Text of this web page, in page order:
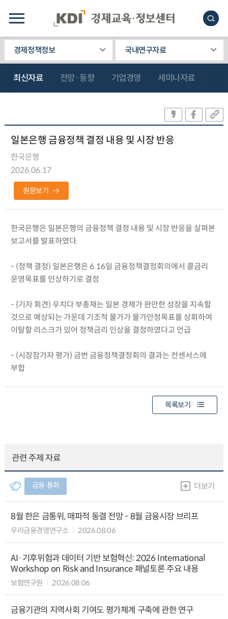
경제정책정보 국내연구자료
최신자료 전망·동향 기업경영 세미나자료
일본은행 금융정책 결정 내용 및 시장 반응
한국은행
2026.06.17
원문보기
한국은행은 일본은행의 금융정책 결정 내용 및 시장 반응을 살펴본
보고서를 발표하였다.
- (정책 결정) 일본은행은 6.16일 금융정책결정회의에서 콜금리
운영목표를 인상하기로 결정
- {기자 회견) 우치다 부총재는 일본 경제가 완만한 성장을 지속할
것으로 예상되는 가운데 기조적 물가가 물가안정목표를 상회하여
이탈할 리스크가 있어 정책금리 인상을 결정하였다고 언급
- (시장참가자 평가) 금번 금융정책결정회의 결과는 컨센서스에
부합
목록보기
관련 주제 자료
금융∙통화 더보기
8월 한은 금통위, 매파적 동결 전망 - 8월 금융시장 브리프
우리금융경영연구소 2026.08.06
AI·기후위험과 데이터 기반 보험혁신: 2026 International
Workshop on Risk and Insurance 패널토론 주요 내용
보험연구원 2026.08.06
금융기관의 지역사회 기여도 평가체계 구축에 관한 연구